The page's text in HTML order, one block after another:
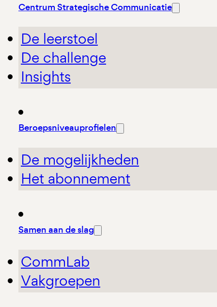
Centrum Strategische Communicatie
De leerstoel
De challenge
Insights
Beroepsniveauprofielen
De mogelijkheden
Het abonnement
Samen aan de slag
CommLab
Vakgroepen